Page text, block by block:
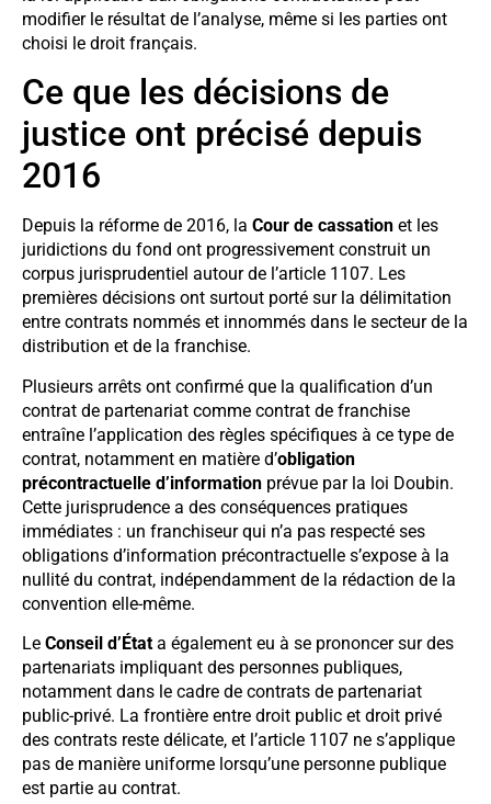
modifier le résultat de l’analyse, même si les parties ont
choisi le droit français.
Ce que les décisions de
justice ont précisé depuis
2016
Depuis la réforme de 2016, la Cour de cassation et les
juridictions du fond ont progressivement construit un
corpus jurisprudentiel autour de l’article 1107. Les
premières décisions ont surtout porté sur la délimitation
entre contrats nommés et innommés dans le secteur de la
distribution et de la franchise.
Plusieurs arrêts ont confirmé que la qualification d’un
contrat de partenariat comme contrat de franchise
entraîne l’application des règles spécifiques à ce type de
contrat, notamment en matière d’obligation
précontractuelle d’information prévue par la loi Doubin.
Cette jurisprudence a des conséquences pratiques
immédiates : un franchiseur qui n’a pas respecté ses
obligations d’information précontractuelle s’expose à la
nullité du contrat, indépendamment de la rédaction de la
convention elle-même.
Le Conseil d’État a également eu à se prononcer sur des
partenariats impliquant des personnes publiques,
notamment dans le cadre de contrats de partenariat
public-privé. La frontière entre droit public et droit privé
des contrats reste délicate, et l’article 1107 ne s’applique
pas de manière uniforme lorsqu’une personne publique
est partie au contrat.